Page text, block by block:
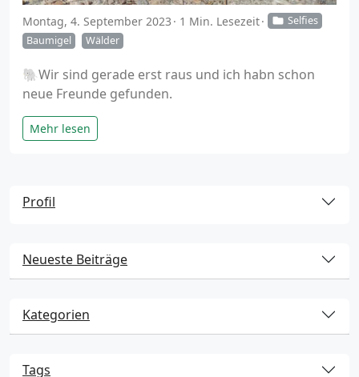
Montag, 4. September 2023 1 Min. Lesezeit
Selfies
Baumigel
Wälder
🐘Wir sind gerade erst raus und ich habn schon
neue Freunde gefunden.
Mehr lesen
Profil
Neueste Beiträge
Kategorien
Tags